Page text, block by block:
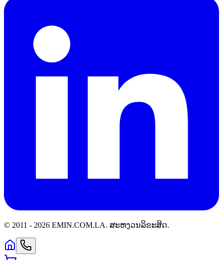
© 2011 - 2026 EMIN.COM.LA. ສະຫງວນລິຂະສິດ.